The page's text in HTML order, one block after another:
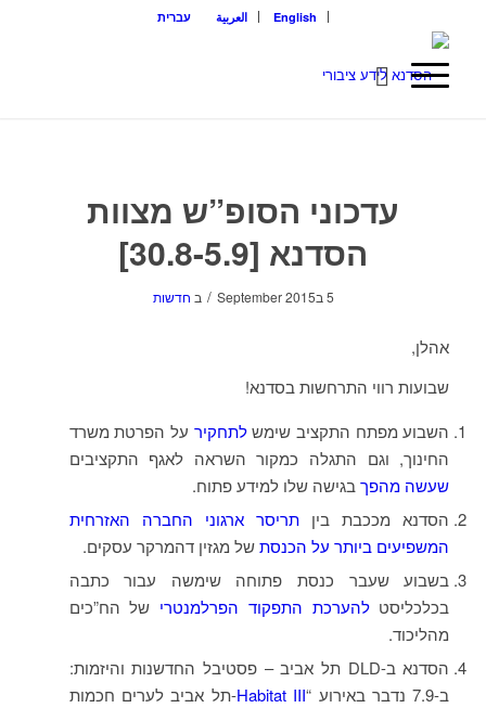
English العربية עברית
עדכוני הסופ”ש מצוות
הסדנא [30.8-5.9]
5 בSeptember 2015 / ב חדשות
אהלן,
שבועות רווי התרחשות בסדנא!
השבוע מפתח התקציב שימשלתחקיר על הפרטת משרד
החינוך, וגם התגלה כמקור השראה לאגף התקציבים
שעשה מהפךבגישה שלו למידע פתוח.
הסדנא מככבת ביןתריסר ארגוני החברה האזרחית
המשפיעים ביותר על הכנסתשל מגזין דהמרקר עסקים.
בשבוע שעבר כנסת פתוחה שימשה עבור כתבה
בכלכליסטלהערכת התפקוד הפרלמנטרי של הח”כים
מהליכוד.
הסדנא ב-DLD תל אביב – פסטיבל החדשנות והיזמות:
ב-7.9 נדבר באירוע “
Habitat III-תל אביב לערים חכמות